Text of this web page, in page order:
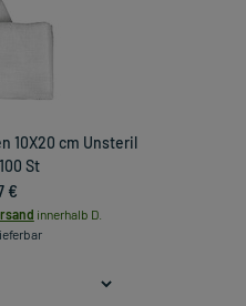
10X20 cm Unsteril
St
€
innerhalb D.